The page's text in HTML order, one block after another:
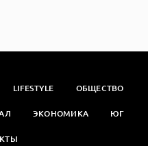
LIFESTYLE ОБЩЕСТВО
ЭКОНОМИКА ЮГ